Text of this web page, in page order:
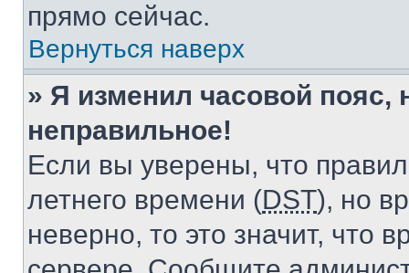
прямо сейчас.
Вернуться наверх
» Я изменил часовой пояс,
неправильное!
Если вы уверены, что
летнего времени (DST), но
неверно, то это значит, что